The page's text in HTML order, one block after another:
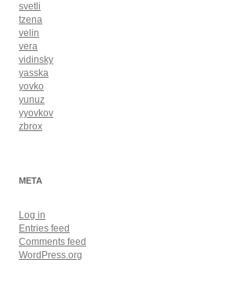
svetli
tzena
velin
vera
vidinsky
yasska
yovko
yunuz
yyovkov
zbrox
META
Log in
Entries feed
Comments feed
WordPress.org